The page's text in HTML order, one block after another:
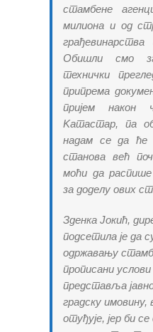
стамбене
милиона и од
Обишли смо
технички
припрема
пријем
Kатастар, па
надам се да ће
станова већ
моћи да распише
за доделу ових
Зденка Јокић,
подсетила је да
одржавању
прописани
представља
градску
отуђује, јер би